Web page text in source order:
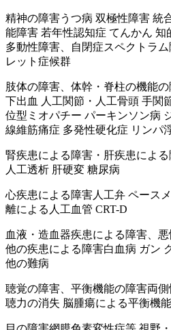
精神の障害うつ病 双極性障害 統
能障害 若年性認知症 てんかん 知
多動性障害、自閉症スペクトラ
レット症候群
肢体の障害、体幹・脊柱の機能
下出血 人工関節・人工骨頭 手関
位型ミオパチー パーキンソン病
線維筋痛症 多発性硬化症 リンパ
腎疾患による障害・肝疾患によ
人工透析 肝硬変 糖尿病
心疾患による障害人工弁 ペース
離による人工血管 CRT-D
血液・造血器疾患による障害、
他の疾患による障害白血病 ガン
他の難病
聴覚の障害、平衡機能の障害両
聴力の消失 脳腫瘍による平衡機